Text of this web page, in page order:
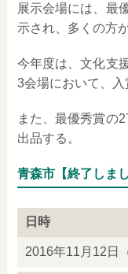
展示会場には、最
示され、多くの方
今年度は、文化支
3会場において、入
また、最優秀賞の
出品する。
青森市【終了しまし
日時
2016年11月12日